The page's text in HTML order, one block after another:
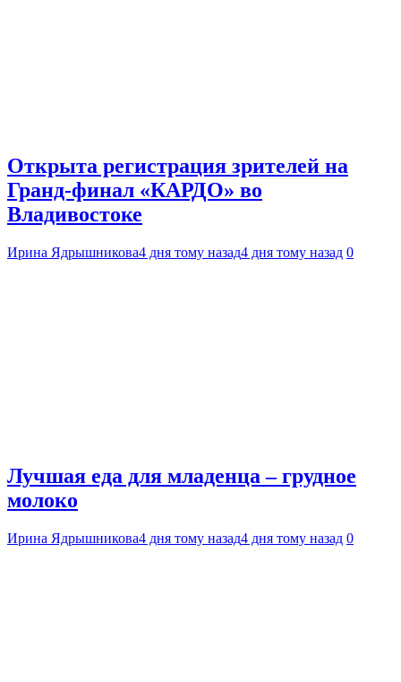
Открыта регистрация зрителей на
Гранд-финал «КАРДО» во
Владивостоке
Ирина Ядрышникова4 дня тому назад4 дня тому назад 0
Лучшая еда для младенца – грудное
молоко
Ирина Ядрышникова4 дня тому назад4 дня тому назад 0